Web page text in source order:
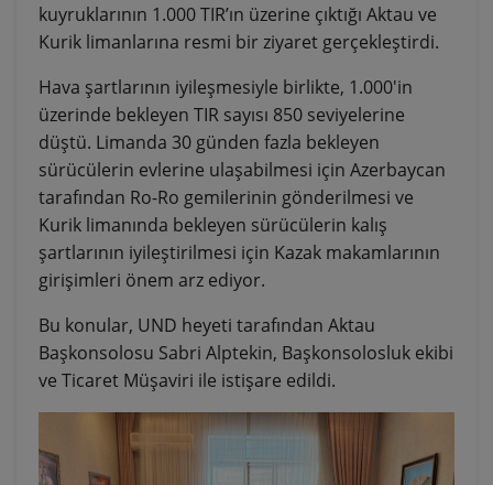
kuyruklarının 1.000 TIR’ın üzerine çıktığı Aktau ve
Kurik limanlarına resmi bir ziyaret gerçekleştirdi.
Hava şartlarının iyileşmesiyle birlikte, 1.000'in
üzerinde bekleyen TIR sayısı 850 seviyelerine
düştü. Limanda 30 günden fazla bekleyen
sürücülerin evlerine ulaşabilmesi için Azerbaycan
tarafından Ro-Ro gemilerinin gönderilmesi ve
Kurik limanında bekleyen sürücülerin kalış
şartlarının iyileştirilmesi için Kazak makamlarının
girişimleri önem arz ediyor.
Bu konular, UND heyeti tarafından Aktau
Başkonsolosu Sabri Alptekin, Başkonsolosluk ekibi
ve Ticaret Müşaviri ile istişare edildi.